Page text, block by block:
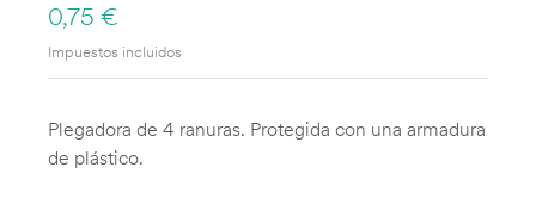
0,75 €
Impuestos incluidos
Plegadora de 4 ranuras. Protegida con una armadura
de plástico.